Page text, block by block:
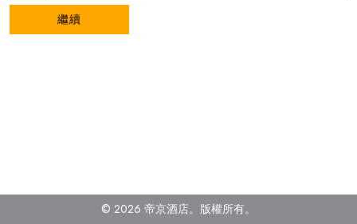
繼續
© 2026 帝京酒店。 版權所有。